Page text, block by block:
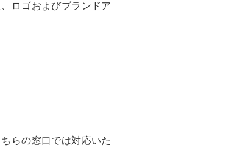
ロゴおよびブランドア
らの窓口では対応いた